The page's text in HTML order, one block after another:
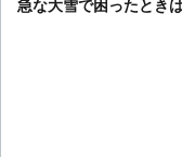
急な大雪で困ったとき